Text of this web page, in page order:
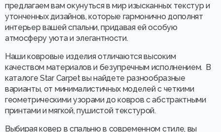
предлагаем вам окунуться в мир изысканных текстур и
утонченных дизайнов, которые гармонично дополнят
интерьер вашей спальни, придавая ей особую
атмосферу уюта и элегантности.
Наши ковровые изделия отличаются высоким
качеством материалов и безупречным исполнением. В
каталоге Star Carpet вы найдете разнообразные
варианты, от минималистичных моделей с четкими
геометрическими узорами до ковров с абстрактными
принтами и мягкой, пушистой текстурой.
Выбирая ковер в спальню в современном стиле, вы